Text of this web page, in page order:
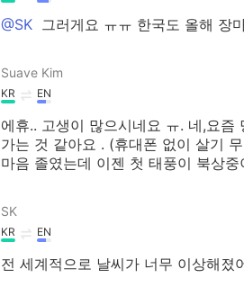
@SK 그러게요 ㅠㅠ 한국도 올해 장
Suave Kim
KR EN
에휴.. 고생이 많으시네요 ㅠ. 네,요
가는 것 같아요 . (휴대폰 없이 살기
마음 졸였는데 이젠 첫 태풍이 북상중
SK
KR EN
전 세계적으로 날씨가 너무 이상해졌